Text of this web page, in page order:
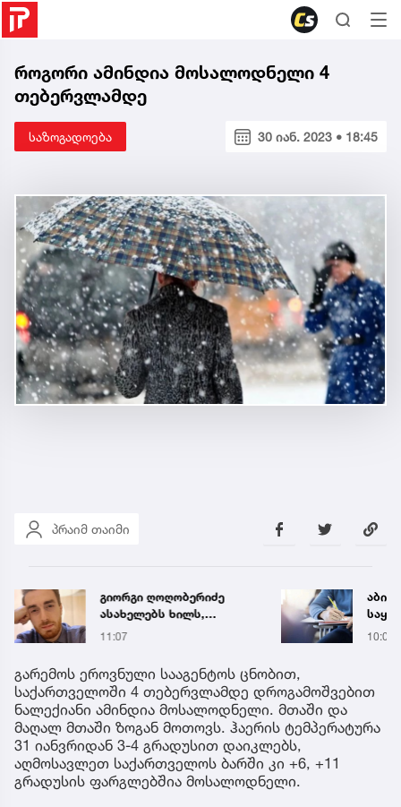
როგორი ამინდია მოსალოდნელი 4
თებერვლამდე
საზოგადოება 30 იან. 2023 • 18:45
პრაიმ თაიმი
გიორგი ღოღობერიძე
ასახელებს ხილს,
რომელიც არაერთი
განვითარებას უშლის
ხელს
11:07
წლის
10:05
გარემოს ეროვნული სააგენტოს ცნობით,
საქართველოში 4 თებერვლამდე დროგამოშვებით
ნალექიანი ამინდია მოსალოდნელი. მთაში და
მაღალ მთაში ზოგან მოთოვს. ჰაერის ტემპერატურა
31 იანვრიდან 3-4 გრადუსით დაიკლებს,
აღმოსავლეთ საქართველოს ბარში კი +6, +11
გრადუსის ფარგლებშია მოსალოდნელი.